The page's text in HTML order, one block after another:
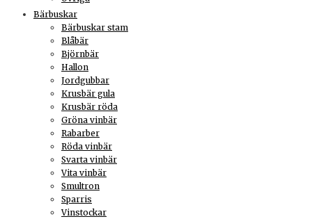
Bärbuskar
Bärbuskar stam
Blåbär
Björnbär
Hallon
Jordgubbar
Krusbär gula
Krusbär röda
Gröna vinbär
Rabarber
Röda vinbär
Svarta vinbär
Vita vinbär
Smultron
Sparris
Vinstockar